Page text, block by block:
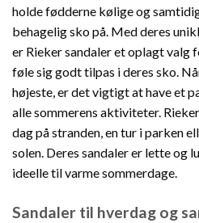
holde fødderne kølige og
behagelig sko på. Med deres
er Rieker sandaler et oplagt valg
føle sig godt tilpas i deres sko.
højeste, er det vigtigt at have et
alle sommerens aktiviteter.
dag på stranden, en tur i parken
solen. Deres sandaler er lette og
ideelle til varme sommerdage.
Sandaler til hverdag og